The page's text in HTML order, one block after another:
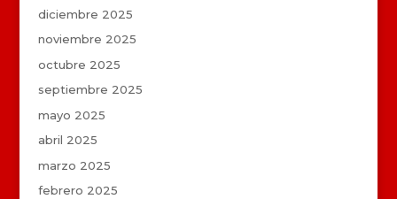
diciembre 2025
noviembre 2025
octubre 2025
septiembre 2025
mayo 2025
abril 2025
marzo 2025
febrero 2025